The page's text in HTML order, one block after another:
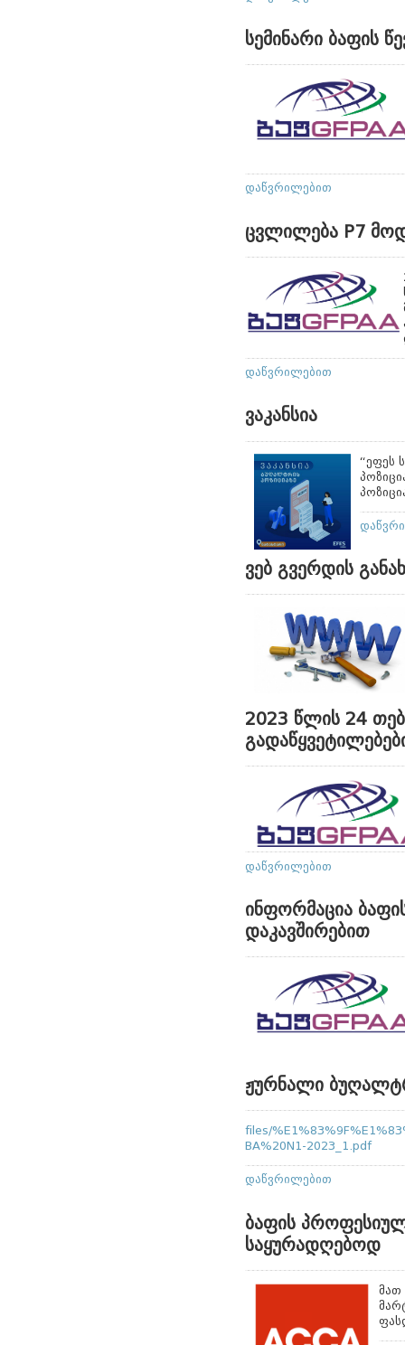
სემინარი ბაფის
დაწვრილებით
ცვლილება P7
დაწვრილებით
ვაკანსია
“ეფეს
ვებ გვერდის
2023 წლის 24
დაწვრილებით
ინფორმაცია
დაკავშირებით
ჟურნალი
files/
BA%20N1-2023_1.pdf
დაწვრილებით
ბაფის
საყურადღებოდ
მათ